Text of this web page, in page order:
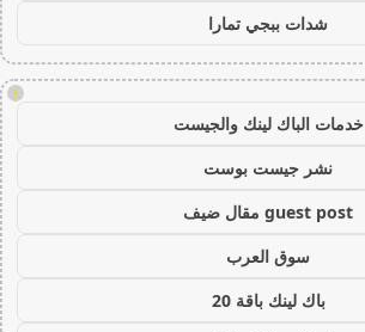
شدات ببجي تمارا
!
خدمات الباك لينك والجيست
نشر جيست بوست
guest post مقال ضيف
سوق العرب
باك لينك باقة 20